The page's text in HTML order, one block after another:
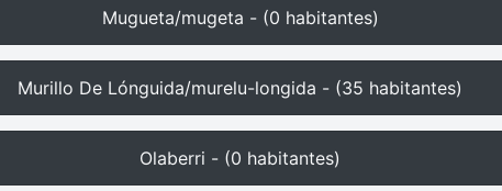
Mugueta/mugeta - (0 habitantes)
Murillo De Lónguida/murelu-longida - (35 habitantes)
Olaberri - (0 habitantes)